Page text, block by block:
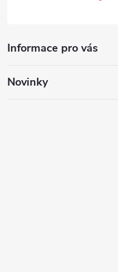
Informace pro vás
Novinky